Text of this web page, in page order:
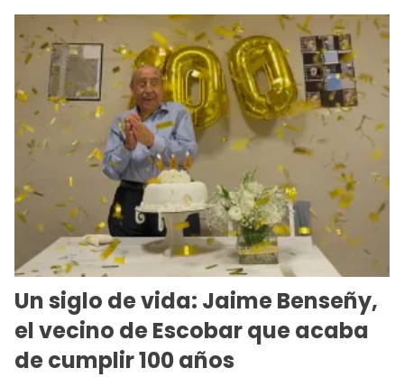
Un siglo de vida: Jaime Benseñy,
el vecino de Escobar que acaba
de cumplir 100 años